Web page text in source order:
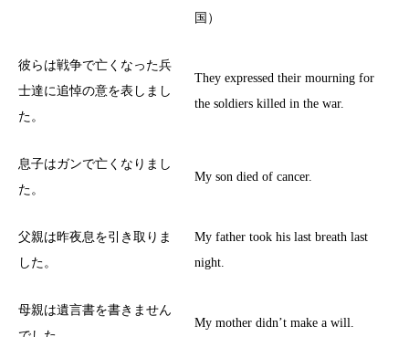
国）
彼らは戦争で亡くなった兵
士達に追悼の意を表しまし
た。
They expressed their mourning for
the soldiers killed in the war.
息子はガンで亡くなりまし
た。
My son died of cancer.
父親は昨夜息を引き取りま
した。
My father took his last breath last
night.
母親は遺言書を書きません
My mother didn’t make a will.